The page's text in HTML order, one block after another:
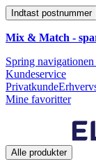
Indtast postnummer
Mix & Match -
Spring
Kundeservice
Privatkunde
Mine favoritter
Alle produkter